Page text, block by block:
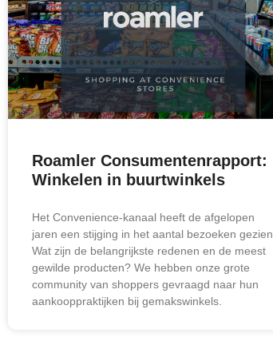
Roamler Consumentenrapport:
Winkelen in buurtwinkels
Het Convenience-kanaal heeft de afgelopen
jaren een stijging in het aantal bezoeken gezien.
Wat zijn de belangrijkste redenen en de meest
gewilde producten? We hebben onze grote
community van shoppers gevraagd naar hun
aankooppraktijken bij gemakswinkels.